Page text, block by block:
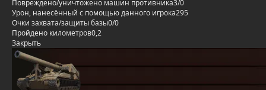
Повреждено/уничтожено машин противника3/0
Урон, нанесённый с помощью данного игрока295
Очки захвата/защиты базы0/0
Пройдено километров0,2
Закрыть